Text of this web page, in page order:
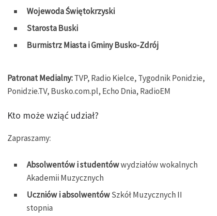
Wojewoda Świętokrzyski
Starosta Buski
Burmistrz Miasta i Gminy Busko-Zdrój
Patronat Medialny:TVP, Radio Kielce, Tygodnik Ponidzie,
Ponidzie.TV, Busko.com.pl, Echo Dnia, RadioEM
Kto może wziąć udział?
Zapraszamy:
Absolwentów i studentówwydziałów wokalnych
Akademii Muzycznych
Uczniów i absolwentówSzkół Muzycznych II
stopnia